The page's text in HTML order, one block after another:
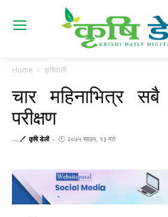
Home कृषिवाली
चार महिनाभित्र सबै
परीक्षण
𓂃🖊 कृषि डेली - 🕚 २०७५ साउन, १३ गते